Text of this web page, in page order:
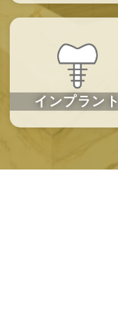
インプラント